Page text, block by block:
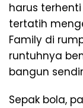
harus
tertatih
Family di
runtuhnya
bangun
​Sepak bola,